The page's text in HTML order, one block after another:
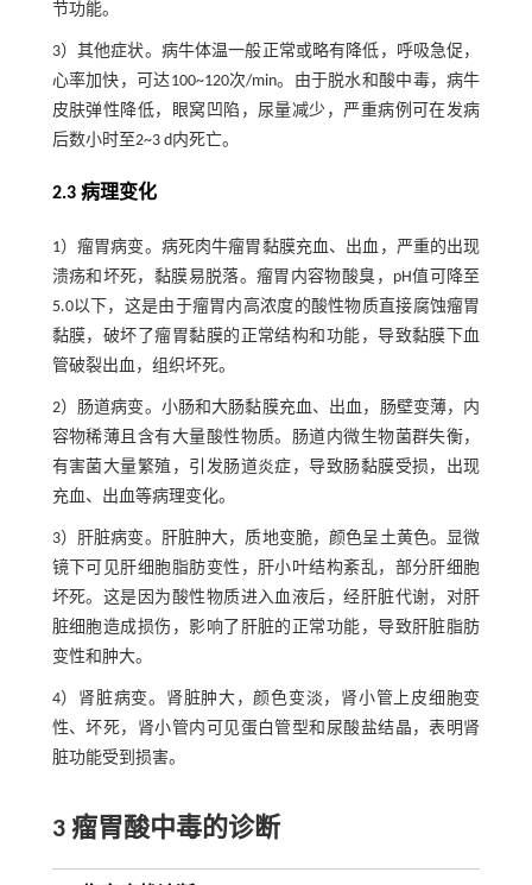
节功能。
3）其他症状。病牛体温一般正常或略有降低，呼吸急促，
心率加快，可达100~120次/min。由于脱水和酸中毒，病牛
皮肤弹性降低，眼窝凹陷，尿量减少，严重病例可在发病
后数小时至2~3 d内死亡。
2.3 病理变化
1）瘤胃病变。病死肉牛瘤胃黏膜充血、出血，严重的出现
溃疡和坏死，黏膜易脱落。瘤胃内容物酸臭，pH值可降至
5.0以下，这是由于瘤胃内高浓度的酸性物质直接腐蚀瘤胃
黏膜，破坏了瘤胃黏膜的正常结构和功能，导致黏膜下血
管破裂出血，组织坏死。
2）肠道病变。小肠和大肠黏膜充血、出血，肠壁变薄，内
容物稀薄且含有大量酸性物质。肠道内微生物菌群失衡，
有害菌大量繁殖，引发肠道炎症，导致肠黏膜受损，出现
充血、出血等病理变化。
3）肝脏病变。肝脏肿大，质地变脆，颜色呈土黄色。显微
镜下可见肝细胞脂肪变性，肝小叶结构紊乱，部分肝细胞
坏死。这是因为酸性物质进入血液后，经肝脏代谢，对肝
脏细胞造成损伤，影响了肝脏的正常功能，导致肝脏脂肪
变性和肿大。
4）肾脏病变。肾脏肿大，颜色变淡，肾小管上皮细胞变
性、坏死，肾小管内可见蛋白管型和尿酸盐结晶，表明肾
脏功能受到损害。
3 瘤胃酸中毒的诊断